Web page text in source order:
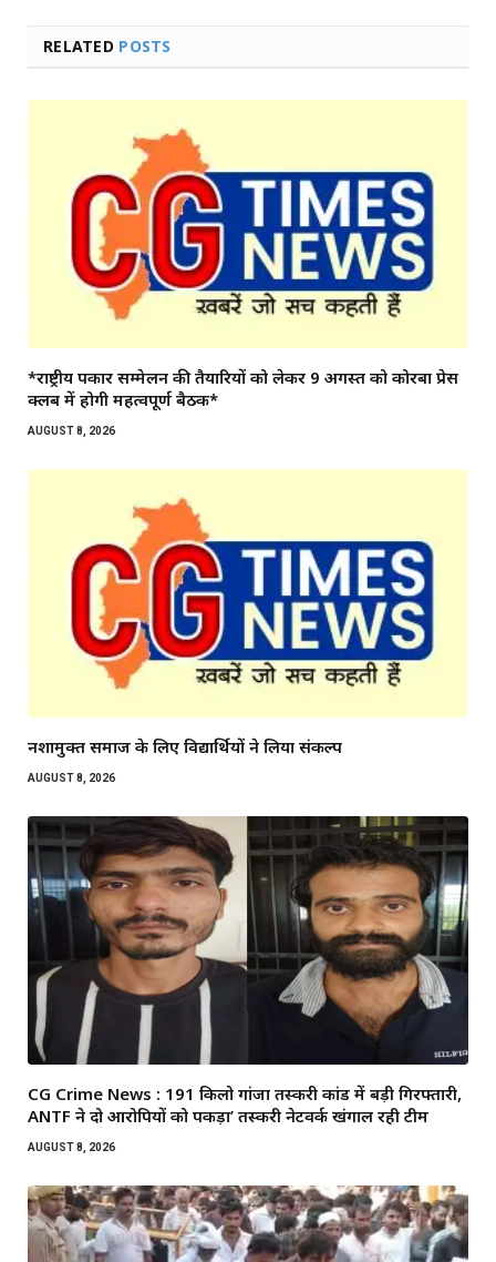
RELATED POSTS
*राष्ट्रीय पत्रकार सम्मेलन की तैयारियों को लेकर 9 अगस्त को कोरबा प्रेस
क्लब में होगी महत्वपूर्ण बैठक*
AUGUST 8, 2026
नशामुक्त समाज के लिए विद्यार्थियों ने लिया संकल्प
AUGUST 8, 2026
CG Crime News : 191 किलो गांजा तस्करी कांड में बड़ी गिरफ्तारी,
ANTF ने दो आरोपियों को पकड़ा’ तस्करी नेटवर्क खंगाल रही टीम
AUGUST 8, 2026